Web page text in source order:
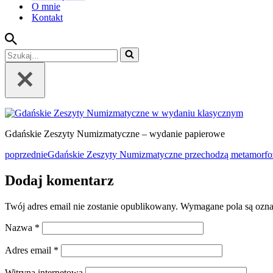
O mnie
Kontakt
Szukaj...
Gdańskie Zeszyty Numizmatyczne – wydanie papierowe
poprzednieGdańskie Zeszyty Numizmatyczne przechodzą
Dodaj komentarz
Twój adres email nie zostanie opublikowany. Wymagane pola są
Nazwa *
Adres email *